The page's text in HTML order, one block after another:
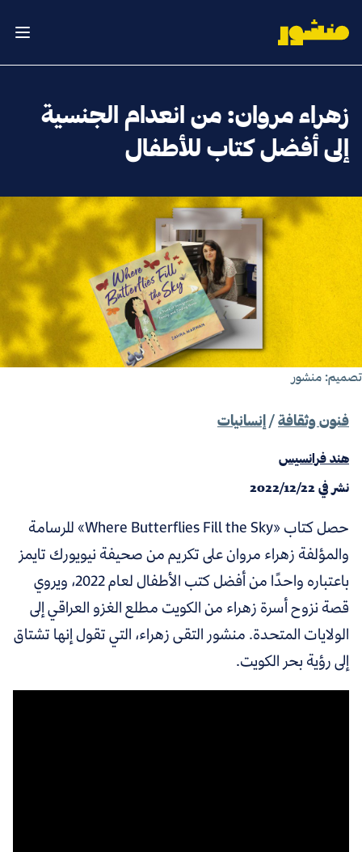
الصفحة الرئيسية
فتح
زهراء مروان: من انعدام الجنسية
إلى أفضل كتاب للأطفال
منشور
فنون وثقافة/ إنسانيات
هند فرانسيس
نشر في2022/12/22
حصل كتاب «Where Butterflies Fill the Sky» للرسامة
والمؤلفة زهراء مروان على تكريم من صحيفة نيويورك تايمز
باعتباره واحدًا من أفضل كتب الأطفال لعام 2022، ويروي
قصة نزوح أسرة زهراء من الكويت مطلع الغزو العراقي إلى
الولايات المتحدة. منشور التقى زهراء، التي تقول إنها تشتاق
إلى رؤية بحر الكويت.